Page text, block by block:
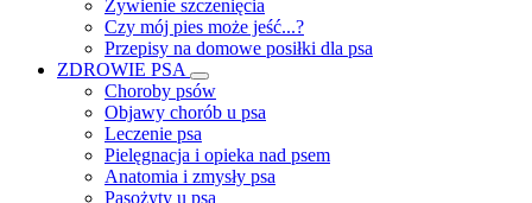
Żywienie szczenięcia
Czy mój pies może jeść...?
Przepisy na domowe posiłki dla psa
ZDROWIE PSA
Choroby psów
Objawy chorób u psa
Leczenie psa
Pielęgnacja i opieka nad psem
Anatomia i zmysły psa
Pasożyty u psa